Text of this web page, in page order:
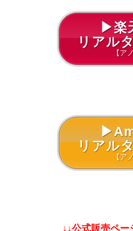
▶楽
リアル
【ア
リアル
【ア
↓↓公式販売ペー